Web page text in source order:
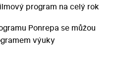
program na celý rok
Ponrepa se můžou
výuky